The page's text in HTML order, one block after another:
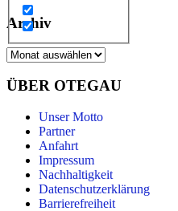
Archiv
Archiv
ÜBER OTEGAU
Unser Motto
Partner
Anfahrt
Impressum
Nachhaltigkeit
Datenschutzerklärung
Barrierefreiheit